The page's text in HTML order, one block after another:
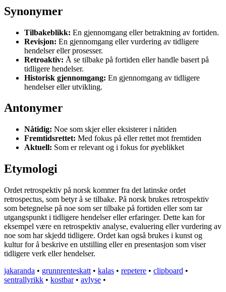
Synonymer
Tilbakeblikk: En gjennomgang eller betraktning av fortiden.
Revisjon: En gjennomgang eller vurdering av tidligere
hendelser eller prosesser.
Retroaktiv: Å se tilbake på fortiden eller handle basert på
tidligere hendelser.
Historisk gjennomgang: En gjennomgang av tidligere
hendelser eller utvikling.
Antonymer
Nåtidig: Noe som skjer eller eksisterer i nåtiden
Fremtidsrettet: Med fokus på eller rettet mot fremtiden
Aktuell: Som er relevant og i fokus for øyeblikket
Etymologi
Ordet retrospektiv på norsk kommer fra det latinske ordet
retrospectus, som betyr å se tilbake. På norsk brukes retrospektiv
som betegnelse på noe som ser tilbake på fortiden eller som tar
utgangspunkt i tidligere hendelser eller erfaringer. Dette kan for
eksempel være en retrospektiv analyse, evaluering eller vurdering av
noe som har skjedd tidligere. Ordet kan også brukes i kunst og
kultur for å beskrive en utstilling eller en presentasjon som viser
tidligere verk eller hendelser.
jakaranda • grunnrenteskatt • kalas • repetere • clipboard •
sentrallyrikk • kostbar• avlyse •